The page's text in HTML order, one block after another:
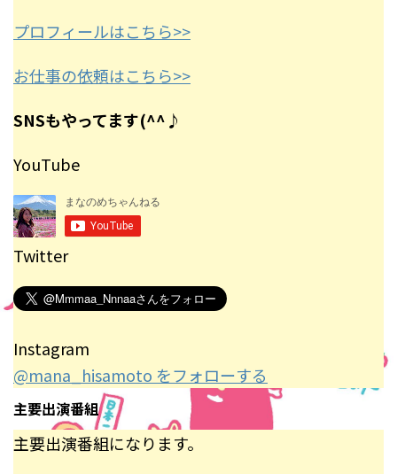
プロフィールはこちら>>
お仕事の依頼はこちら>>
SNSもやってます(^^♪
YouTube
Twitter
Instagram
@mana_hisamoto をフォローする
主要出演番組
主要出演番組になります。